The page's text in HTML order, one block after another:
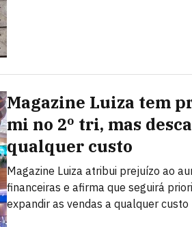
Magazine Luiza tem
mi no 2º tri, mas
qualquer custo
Magazine Luiza atribui prejuízo ao
financeiras e afirma que seguirá
expandir as vendas a qualquer custo